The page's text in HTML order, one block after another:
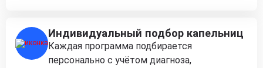
Индивидуальный подбор капельниц
Каждая программа подбирается
персонально с учётом диагноза,